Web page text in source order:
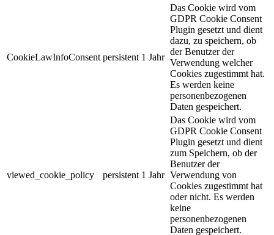
CookieLawInfoConsent persistent 1 Jahr
Das Cookie wird vom
GDPR Cookie Consent
Plugin gesetzt und dient
dazu, zu speichern, ob
der Benutzer der
Verwendung welcher
Cookies zugestimmt hat.
Es werden keine
personenbezogenen
Daten gespeichert.
viewed_cookie_policy persistent 1 Jahr
Das Cookie wird vom
GDPR Cookie Consent
Plugin gesetzt und dient
zum Speichern, ob der
Benutzer der
Verwendung von
Cookies zugestimmt hat
oder nicht. Es werden
keine
personenbezogenen
Daten gespeichert.